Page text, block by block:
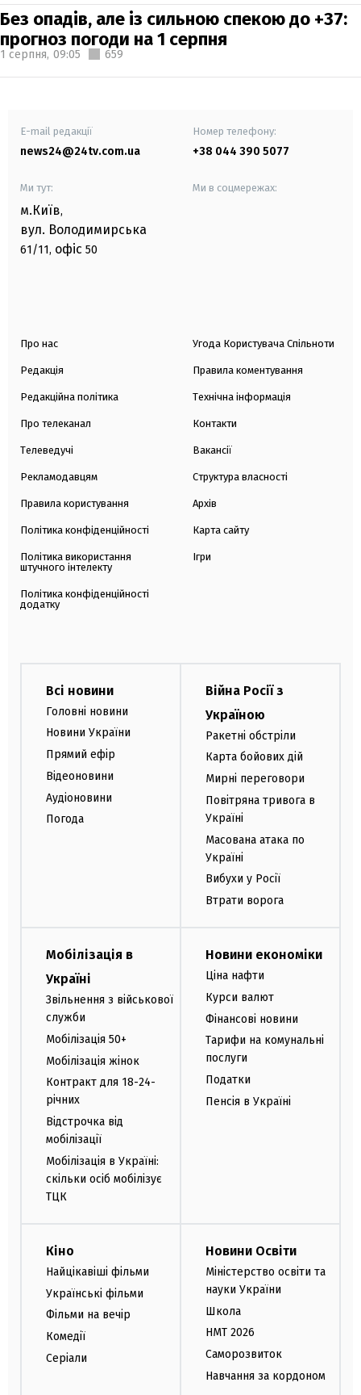
Без опадів, але із сильною спекою до +37:
прогноз погоди на 1 серпня
1 серпня, 09:05 659
E-mail редакції
news24@24tv.com.ua
Номер телефону:
+38 044 390 5077
Ми тут:
м.Київ,
вул. Володимирська
61/11, офіс 50
Ми в соцмережах:
Про нас
Редакція
Редакційна політика
Про телеканал
Телеведучі
Рекламодавцям
Правила користування
Політика конфіденційності
Політика використання
штучного інтелекту
Політика конфіденційності
додатку
Угода Користувача Спільноти
Правила коментування
Технічна інформація
Контакти
Вакансії
Структура власності
Архів
Карта сайту
Ігри
Всі новини
Головні новини
Новини України
Прямий ефір
Відеоновини
Аудіоновини
Погода
Війна Росії з
Україною
Ракетні обстріли
Карта бойових дій
Мирні переговори
Повітряна тривога в
Україні
Масована атака по
Україні
Вибухи у Росії
Втрати ворога
Мобілізація в
Україні
Звільнення з військової
служби
Мобілізація 50+
Мобілізація жінок
Контракт для 18-24-
річних
Відстрочка від
мобілізації
Мобілізація в Україні:
скільки осіб мобілізує
ТЦК
Новини економіки
Ціна нафти
Курси валют
Фінансові новини
Тарифи на комунальні
послуги
Податки
Пенсія в Україні
Кіно
Найцікавіші фільми
Українські фільми
Фільми на вечір
Комедії
Серіали
Новини Освіти
Міністерство освіти та
науки України
Школа
НМТ 2026
Саморозвиток
Навчання за кордоном